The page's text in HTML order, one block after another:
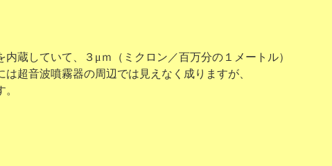
蔵していて、３μｍ（ミクロン／百万分の１メートル）
音波噴霧器の周辺では見えなく成りますが、